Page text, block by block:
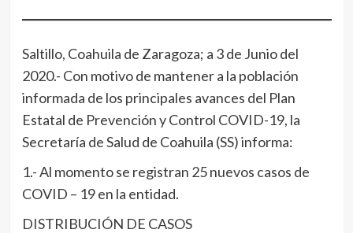
Saltillo, Coahuila de Zaragoza; a 3 de Junio del
2020.- Con motivo de mantener a la población
informada de los principales avances del Plan
Estatal de Prevención y Control COVID-19, la
Secretaría de Salud de Coahuila (SS) informa:
1.- Al momento se registran 25 nuevos casos de
COVID – 19 en la entidad.
DISTRIBUCIÓN DE CASOS